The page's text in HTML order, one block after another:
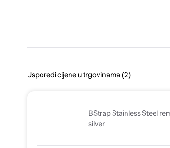
Usporedi cijene u trgovinama (2)
BStrap Stainless Steel
silver